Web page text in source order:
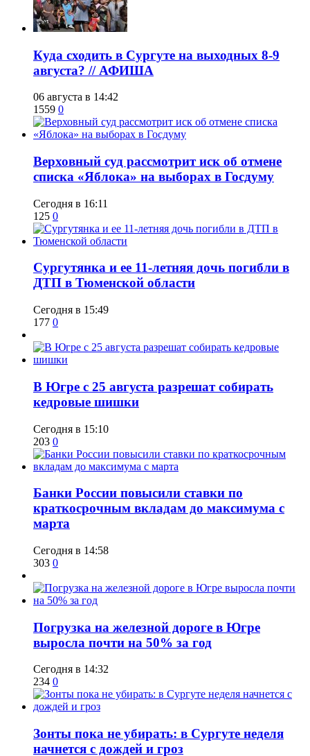
​Куда сходить в Сургуте на выходных 8-9
августа? // АФИША
06 августа в 14:42
1559 0
​Верховный суд рассмотрит иск об отмене
списка «Яблока» на выборах в Госдуму
Сегодня в 16:11
125 0
Сургутянка и ее 11-летняя дочь погибли в
ДТП в Тюменской области
Сегодня в 15:49
177 0
​В Югре с 25 августа разрешат собирать
кедровые шишки
Сегодня в 15:10
203 0
​Банки России повысили ставки по
краткосрочным вкладам до максимума с
марта
Сегодня в 14:58
303 0
​Погрузка на железной дороге в Югре
выросла почти на 50% за год
Сегодня в 14:32
234 0
​Зонты пока не убирать: в Сургуте неделя
начнется с дождей и гроз